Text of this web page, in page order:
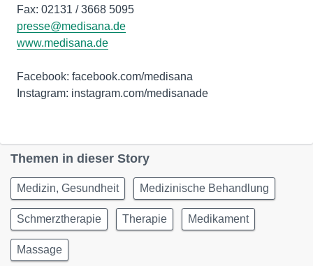
presse@medisana.de
www.medisana.de
Facebook: facebook.com/medisana
Instagram: instagram.com/medisanade
Themen in dieser Story
Medizin, Gesundheit Medizinische Behandlung
Schmerztherapie Therapie Medikament
Massage